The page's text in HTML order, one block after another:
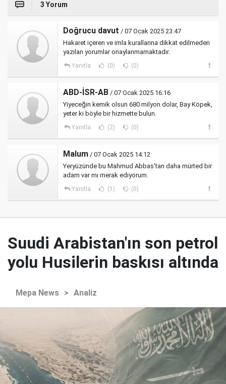
3 Yorum
Doğrucu davut / 07 Ocak 2025 23:47
Hakaret içeren ve imla kurallarına dikkat edilmeden
yazılan yorumlar onaylanmamaktadır.
Yanıtla (0) (0)
ABD-İSR-AB / 07 Ocak 2025 16:16
Yiyeceğin kemik olsun 680 milyon dolar, Bay Köpek,
yeter ki böyle bir hizmette bulun.
Yanıtla (2) (0)
Malum / 07 Ocak 2025 14:12
Yeryüzünde bu Mahmud Abbas'tan daha mürted bir
adam var mı merak ediyorum.
Yanıtla (1) (0)
Suudi Arabistan'ın son petrol
yolu Husilerin baskısı altında
Mepa News > Analiz